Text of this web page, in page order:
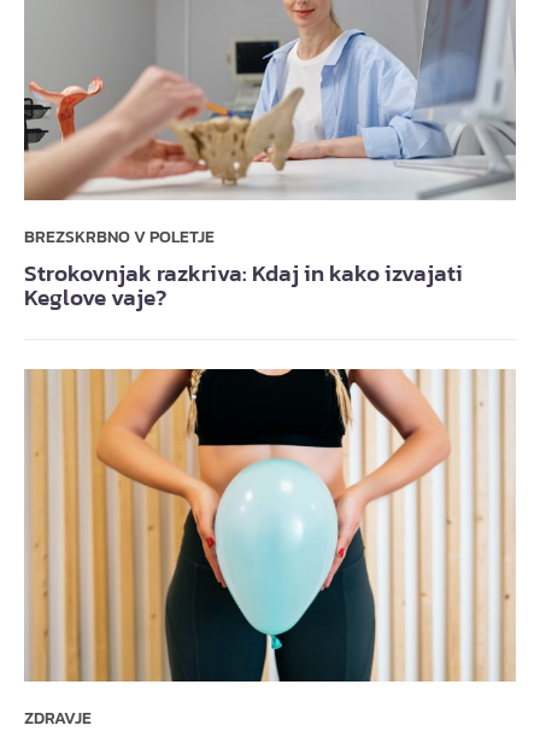
BREZSKRBNO V POLETJE
Strokovnjak razkriva: Kdaj in kako izvajati
Keglove vaje?
ZDRAVJE